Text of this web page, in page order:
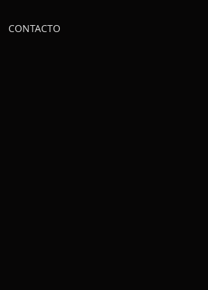
CONTACTO